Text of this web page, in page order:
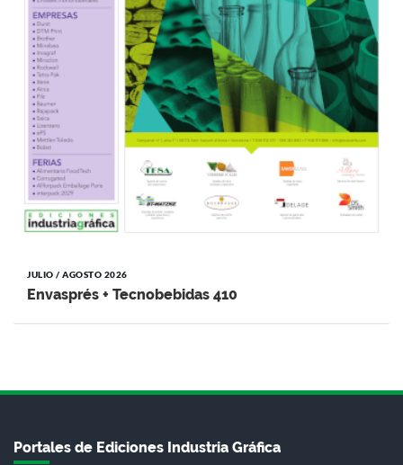
JULIO / AGOSTO 2026
Envasprés + Tecnobebidas 410
Portales de Ediciones Industria Gráfica